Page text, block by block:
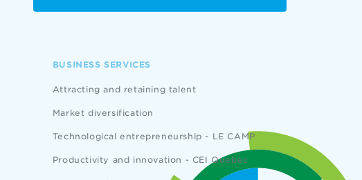
BUSINESS SERVICES
Attracting and retaining talent
Market diversification
Technological entrepreneurship - LE CAMP
Productivity and innovation - CEI Québec